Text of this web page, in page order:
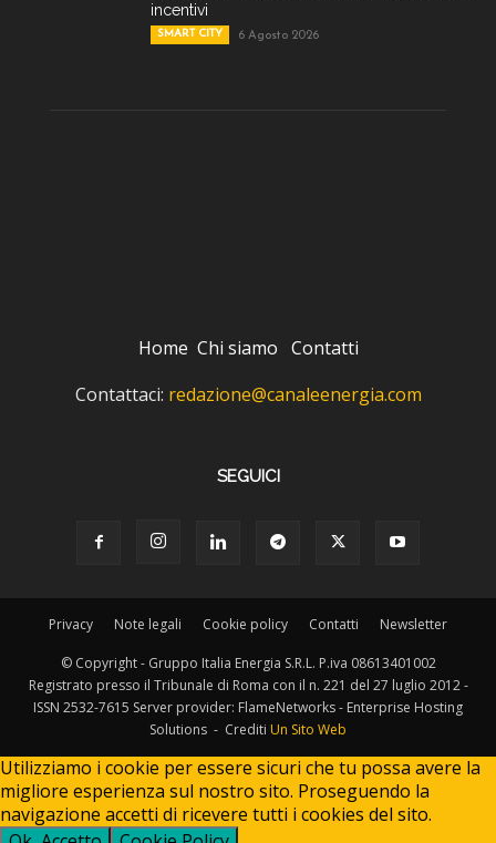
incentivi
SMART CITY 6 Agosto 2026
Home Chi siamo Contatti
Contattaci: redazione@canaleenergia.com
SEGUICI
Privacy Note legali Cookie policy Contatti Newsletter
© Copyright - Gruppo Italia Energia S.R.L. P.iva 08613401002
Registrato presso il Tribunale di Roma con il n. 221 del 27 luglio 2012 -
ISSN 2532-7615 Server provider: FlameNetworks - Enterprise Hosting
Solutions - Crediti Un Sito Web
Utilizziamo i cookie per essere sicuri che tu possa avere la
migliore esperienza sul nostro sito. Proseguendo la
navigazione accetti di ricevere tutti i cookies del sito.